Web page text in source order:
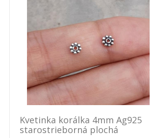
Kvetinka korálka 4mm Ag925
starostrieborná plochá